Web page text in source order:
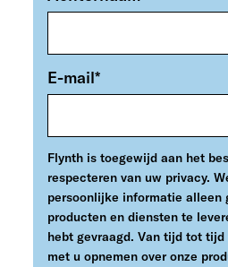
E-mail*
Flynth is toegewijd aan het
respecteren van uw privacy.
persoonlijke informatie alleen
producten en diensten te
hebt gevraagd. Van tijd tot
met u opnemen over onze